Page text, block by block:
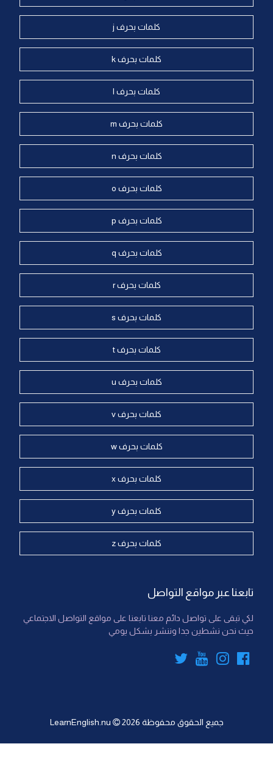
كلمات بحرف j
كلمات بحرف k
كلمات بحرف l
كلمات بحرف m
كلمات بحرف n
كلمات بحرف o
كلمات بحرف p
كلمات بحرف q
كلمات بحرف r
كلمات بحرف s
كلمات بحرف t
كلمات بحرف u
كلمات بحرف v
كلمات بحرف w
كلمات بحرف x
كلمات بحرف y
كلمات بحرف z
تابعنا عبر مواقع التواصل
لكي تبقى على تواصل دائم معنا تابعنا على مواقع التواصل الاجتماعي
حيث نحن نشطين جدا وننشر بشكل يومي
جميع الحقوق محفوظة LearnEnglish.nu 2026